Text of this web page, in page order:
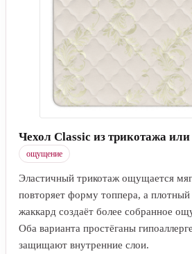
Чехол Classic из трикотажа
ощущение
Эластичный трикотаж ощущается
повторяет форму топпера, а плотный
жаккард создаёт более собранное
Оба варианта простёганы
защищают внутренние слои.